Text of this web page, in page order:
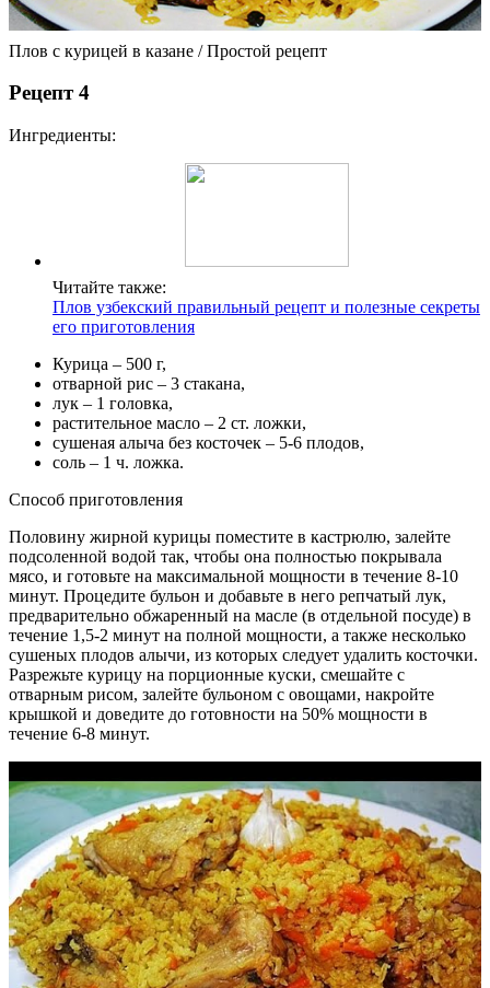
Плов с курицей в казане / Простой рецепт
Рецепт 4
Ингредиенты:
Читайте также:
Плов узбекский правильный рецепт и полезные секреты
его приготовления
Курица – 500 г,
отварной рис – 3 стакана,
лук – 1 головка,
растительное масло – 2 ст. ложки,
сушеная алыча без косточек – 5-6 плодов,
соль – 1 ч. ложка.
Способ приготовления
Половину жирной курицы поместите в кастрюлю, залейте
подсоленной водой так, чтобы она полностью покрывала
мясо, и готовьте на максимальной мощности в течение 8-10
минут. Процедите бульон и добавьте в него репчатый лук,
предварительно обжаренный на масле (в отдельной посуде) в
течение 1,5-2 минут на полной мощности, а также несколько
сушеных плодов алычи, из которых следует удалить косточки.
Разрежьте курицу на порционные куски, смешайте с
отварным рисом, залейте бульоном с овощами, накройте
крышкой и доведите до готовности на 50% мощности в
течение 6-8 минут.